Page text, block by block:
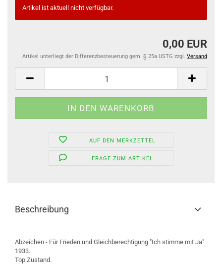
Artikel ist aktuell nicht verfügbar.
0,00 EUR
Artikel unterliegt der Differenzbesteuerung gem. § 25a USTG zzgl. Versand
AUF DEN MERKZETTEL
FRAGE ZUM ARTIKEL
Beschreibung
Abzeichen - Für Frieden und Gleichberechtigung "Ich stimme mit Ja"
1933.
Top Zustand.